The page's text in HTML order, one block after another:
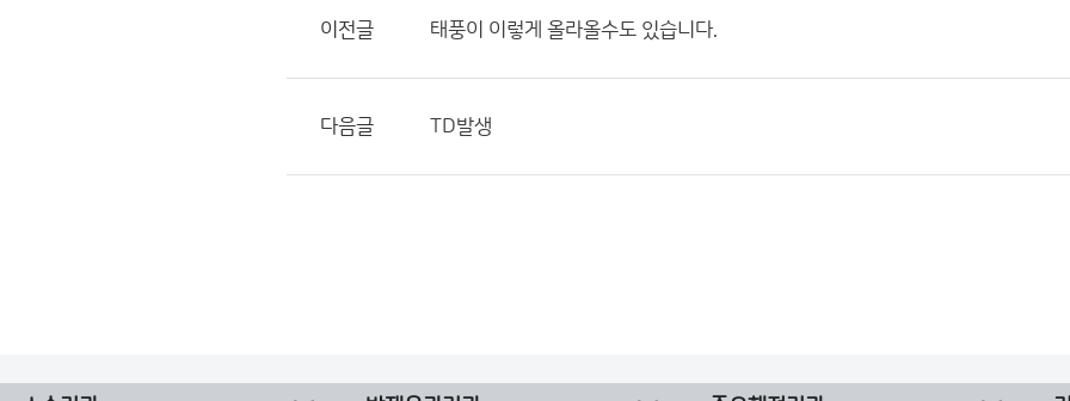
이전글 태풍이 이렇게 올라올수도 있습니다.
다음글 TD발생